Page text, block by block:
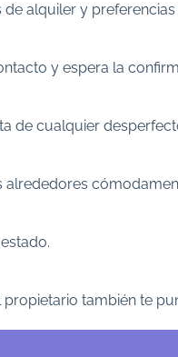
alquiler y
y espera la
de cualquier
alrededores
también te